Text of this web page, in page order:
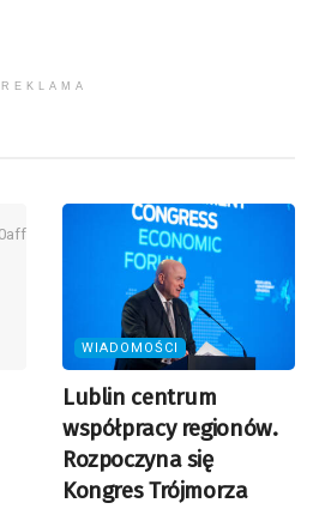
REKLAMA
WIADOMOŚCI
Lublin centrum
współpracy regionów.
Rozpoczyna się
Kongres Trójmorza